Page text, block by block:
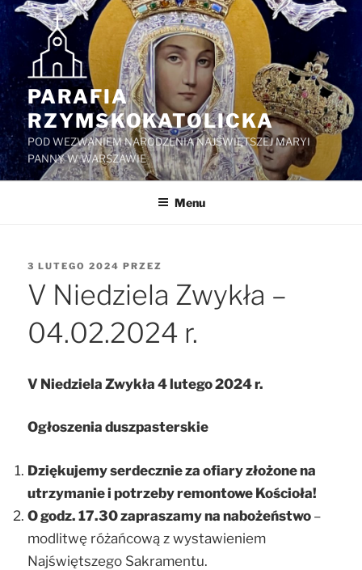
Przejdź
treści
PARAFIA
RZYMSKOKATOLICKA
POD WEZWANIEM NARODZENIA NAJŚWIĘTSZEJ MARYI
PANNY W WARSZAWIE
Menu
OPUBLIKOWANE
3 LUTEGO 2024 PRZEZ
V Niedziela Zwykła –
04.02.2024 r.
V Niedziela Zwykła 4 lutego 2024 r.
Ogłoszenia duszpasterskie
Dziękujemy serdecznie za ofiary złożone na
utrzymanie i potrzeby remontowe Kościoła!
O godz. 17.30 zapraszamy na nabożeństwo –
modlitwę różańcową z wystawieniem
Najświętszego Sakramentu.